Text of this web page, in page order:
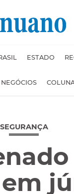
ESTADO
SEGURANÇA